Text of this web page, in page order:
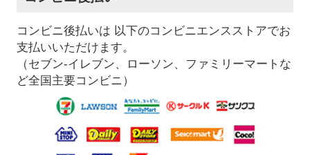
コンビニ後払いは 以下のコンビニエンスストアでお
支払いいただけます。
（セブン-イレブン、ローソン、ファミリーマートな
ど全国主要コンビニ）